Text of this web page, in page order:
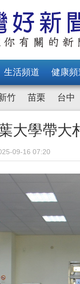
生活頻道 健康頻
竹 苗栗 台中
大學帶大
09-16 07:20